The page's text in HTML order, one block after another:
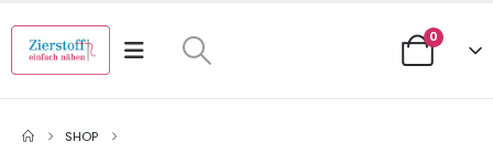
0
SHOP